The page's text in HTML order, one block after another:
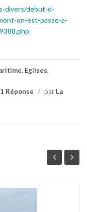
divers/debut-d-
on-est-passe-a-
, Eglises,
1 Réponse / par La